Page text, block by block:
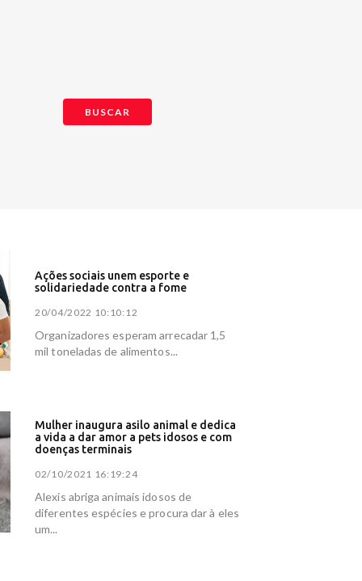
-
SP - G1
na
Brasil
durante
de 4 mil
BUSCAR
Ações sociais unem esporte e
solidariedade contra a fome
20/04/2022 10:10:12
Organizadores esperam arrecadar 1,5
mil toneladas de alimentos...
Mulher inaugura asilo animal e dedica
a vida a dar amor a pets idosos e com
doenças terminais
02/10/2021 16:19:24
Alexis abriga animais idosos de
diferentes espécies e procura dar à eles
um...